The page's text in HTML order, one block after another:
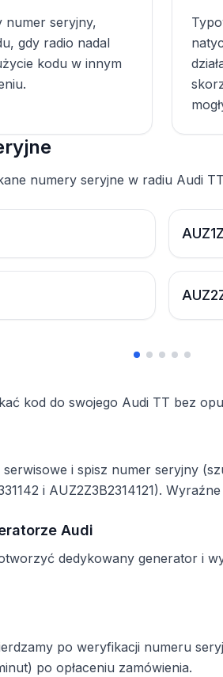
numer seryjny,
gdy radio nadal
kodu w innym
numery seryjne w radiu Audi
kod do swojego Audi TT bez
i spisz numer seryjny
i AUZ2Z3B2314121).
Audi
dedykowany generator i
po weryfikacji numeru
po opłaceniu zamówienia.